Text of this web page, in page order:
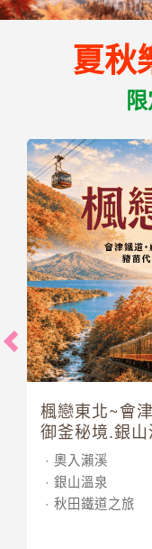
夏秋
楓戀東北~會
御釜秘境.銀
奧入瀨溪
銀山溫泉
秋田鐵道之旅